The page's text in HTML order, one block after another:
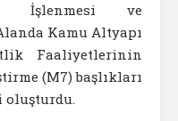
İşlenmesi ve
Kamu Altyapı
Faaliyetlerinin
(M7) başlıkları
oluşturdu.